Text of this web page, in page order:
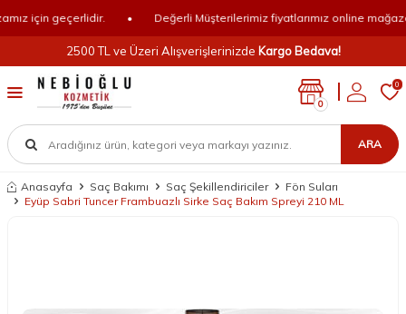
için geçerlidir. Değerli Müşterilerimiz fiyatlarımız online
2500 TL ve Üzeri Alışverişlerinizde Kargo Bedava!
ARA
0
0
Anasayfa Saç Bakımı Saç Şekillendiriciler
Fön Suları
Eyüp Sabri Tuncer Frambuazlı Sirke Saç Bakım Spreyi 210 ML